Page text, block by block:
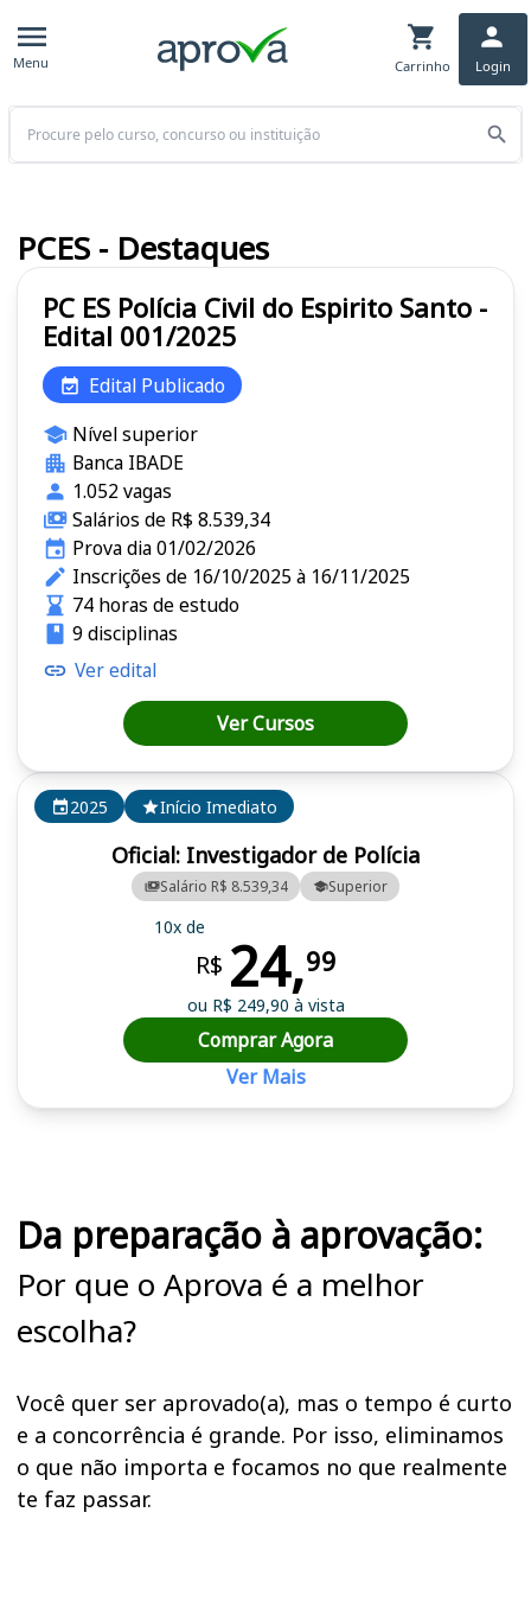
Menu Carrinho Login
Buscar
2025 Início Imediato
Oficial: Investigador de Polícia
Salário R$ 8.539,34 Superior
10x de
R$ 24,99
ou R$ 249,90 à vista
Comprar Agora
Ver Mais
PC ES Polícia Civil do Espirito Santo -
Edital 001/2025
Edital Publicado
Nível superior
Banca IBADE
1.052 vagas
Salários de R$ 8.539,34
Prova dia 01/02/2026
Inscrições de 16/10/2025 à 16/11/2025
74 horas de estudo
9 disciplinas
Ver edital
Ver Cursos
PCES - Destaques
Da preparação à aprovação:
Por que o Aprova é a melhor
escolha?
Você quer ser aprovado(a), mas o tempo é curto
e a concorrência é grande. Por isso, eliminamos
o que não importa e focamos no que realmente
te faz passar.